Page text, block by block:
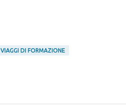
VIAGGI DI FORMAZIONE